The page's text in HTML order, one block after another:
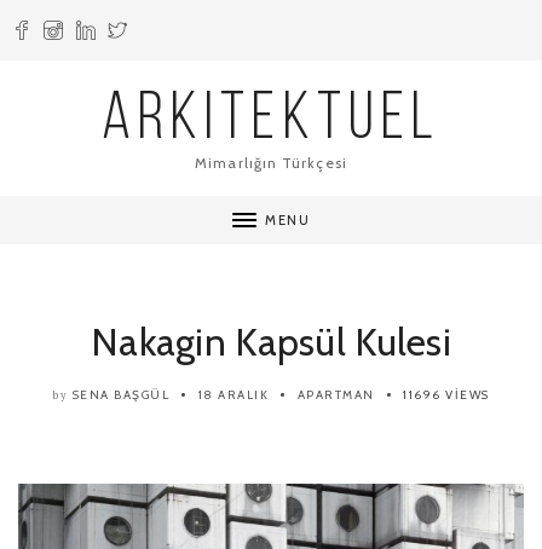
ARKITEKTUEL
Mimarlığın Türkçesi
MENU
Nakagin Kapsül Kulesi
by SENA BAŞGÜL 18 ARALIK APARTMAN 11696 VIEWS